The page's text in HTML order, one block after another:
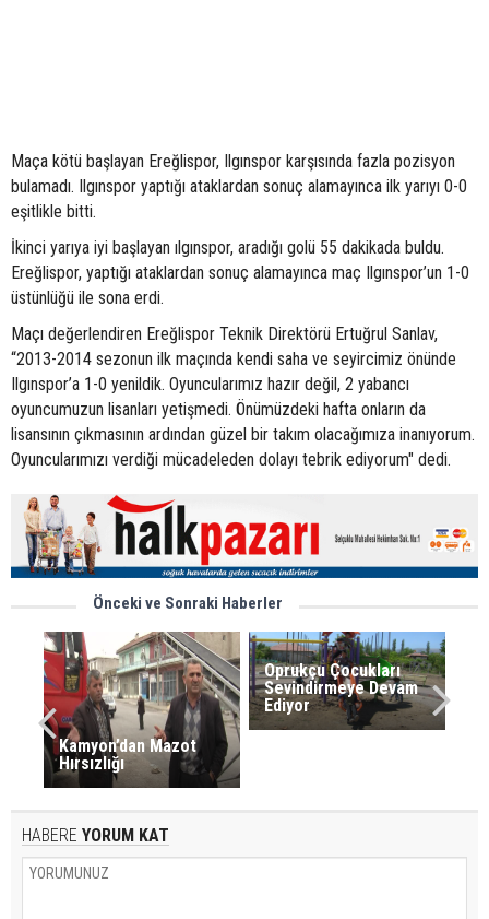
Maça kötü başlayan Ereğlispor, Ilgınspor karşısında fazla pozisyon
bulamadı. Ilgınspor yaptığı ataklardan sonuç alamayınca ilk yarıyı 0-0
eşitlikle bitti.
İkinci yarıya iyi başlayan ılgınspor, aradığı golü 55 dakikada buldu.
Ereğlispor, yaptığı ataklardan sonuç alamayınca maç Ilgınspor’un 1-0
üstünlüğü ile sona erdi.
Maçı değerlendiren Ereğlispor Teknik Direktörü Ertuğrul Sanlav,
“2013-2014 sezonun ilk maçında kendi saha ve seyircimiz önünde
Ilgınspor’a 1-0 yenildik. Oyuncularımız hazır değil, 2 yabancı
oyuncumuzun lisanları yetişmedi. Önümüzdeki hafta onların da
lisansının çıkmasının ardından güzel bir takım olacağımıza inanıyorum.
Oyuncularımızı verdiği mücadeleden dolayı tebrik ediyorum" dedi.
Önceki ve Sonraki Haberler
Kamyon’dan Mazot
Hırsızlığı
Oprukçu Çocukları
Sevindirmeye Devam
Ediyor
HABERE YORUM KAT